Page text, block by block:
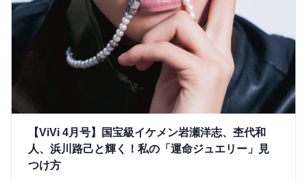
【ViVi 4月号】国宝級イケメン岩瀬洋志、杢代和
人、浜川路己と輝く！私の「運命ジュエリー」見
つけ方